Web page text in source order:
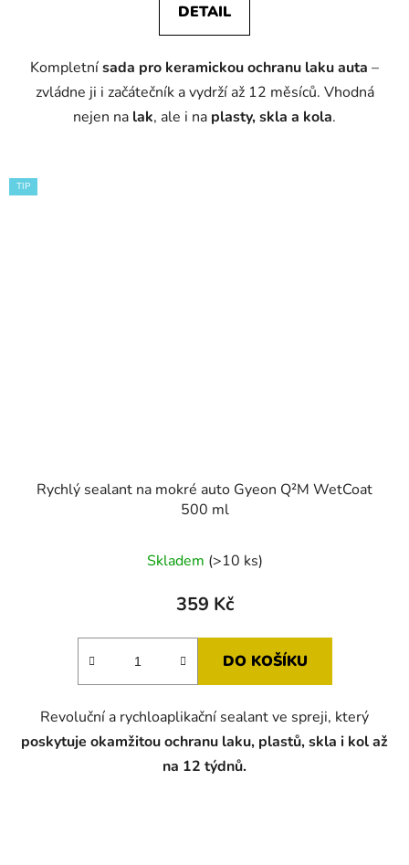
DETAIL
Kompletnísada pro keramickou ochranu laku auta –
zvládne ji i začátečník a vydrží až 12 měsíců. Vhodná
nejen na lak, ale i na plasty, skla a kola.
TIP
Rychlý sealant na mokré auto Gyeon Q²M WetCoat
500 ml
hodnocení
produktu
5,0
hvězdiček.
Skladem (>10 ks)
359 Kč
DO KOŠÍKU
Revoluční a rychloaplikační sealant ve spreji, který
poskytuje okamžitou ochranu laku, plastů, skla i kol až
na 12 týdnů.